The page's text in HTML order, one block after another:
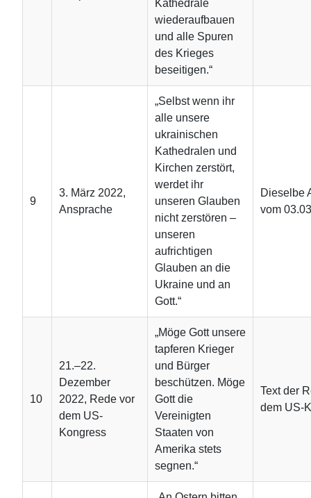
Kathedrale
wiederaufbauen
und alle Spuren
des Krieges
beseitigen.“
9
3. März 2022,
Ansprache
„Selbst wenn ihr
alle unsere
ukrainischen
Kathedralen und
Kirchen zerstört,
werdet ihr
unseren Glauben
nicht zerstören –
unseren
aufrichtigen
Glauben an die
Ukraine und an
Gott.“
Dieselbe
vom
10
21.–22.
Dezember
2022, Rede vor
dem US-
Kongress
„Möge Gott unsere
tapferen Krieger
und Bürger
beschützen. Möge
Gott die
Vereinigten
Staaten von
Amerika stets
segnen.“
Text der
dem US-